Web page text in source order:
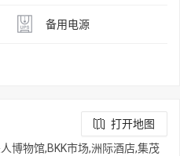
备用电源
打开地图
博物馆,BKK市场,洲际酒店,集茂